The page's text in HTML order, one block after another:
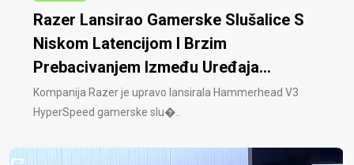
Razer Lansirao Gamerske Slušalice S
Niskom Latencijom I Brzim
Prebacivanjem Između Uređaja...
Kompanija Razer je upravo lansirala Hammerhead V3
HyperSpeed ​​gamerske slu�..